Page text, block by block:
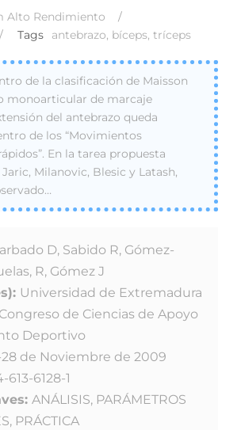
Alto Rendimiento
/
/ Tags antebrazo, bíceps, tríceps
de la clasificación de Maisson
monoarticular de marcaje
del antebrazo queda
de los “Movimientos
En la tarea propuesta
Jaric, Milanovic, Blesic y Latash,
D, Sabido R, Gómez-
R, Gómez J
Universidad de Extremadura
de Ciencias de Apoyo
Deportivo
28 de Noviembre de 2009
613-6128-1
ANÁLISIS, PARÁMETROS
PRÁCTICA